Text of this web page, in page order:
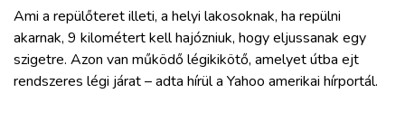
REGISZTRÁCIÓ
Ami a repülőteret illeti, a helyi lakosoknak, ha repülni
akarnak, 9 kilométert kell hajózniuk, hogy eljussanak egy
szigetre. Azon van működő légikikötő, amelyet útba ejt
rendszeres légi járat – adta hírül a Yahoo amerikai hírportál.